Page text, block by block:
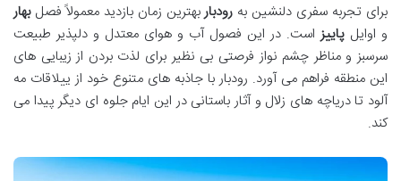
برای تجربه سفری دلنشین به رودباربهترین زمان بازدید معمولاً فصلبهار
و اوایل پاییزاست. در این فصول آب و هوای معتدل و دلپذیر طبیعت
سرسبز و مناظر چشم نواز فرصتی بی نظیر برای لذت بردن از زیبایی های
این منطقه فراهم می آورد. رودبار با جاذبه های متنوع خود از ییلاقات مه
آلود تا دریاچه های زلال و آثار باستانی در این ایام جلوه ای دیگر پیدا می
کند.